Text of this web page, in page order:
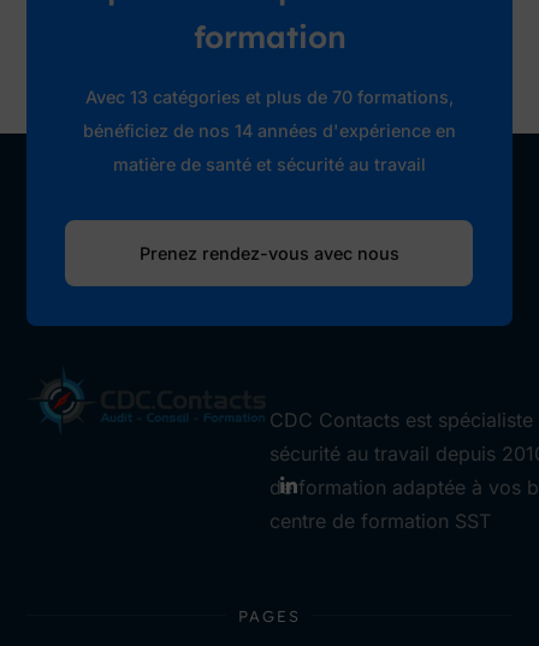
formation
Avec 13 catégories et plus de 70 formations,
bénéficiez de nos 14 années d'expérience en
matière de santé et sécurité au travail
Prenez rendez-vous avec nous
CDC Contacts est
sécurité au travail depuis
de formation adaptée à vos
centre de formation SST
PAGES